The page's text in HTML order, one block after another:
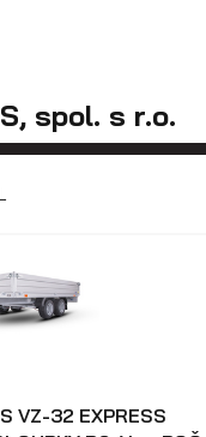
spol. s r.o.
VZ-32 EXPRESS